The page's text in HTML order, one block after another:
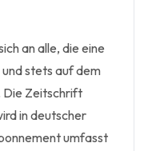
an alle, die eine
stets auf dem
Die Zeitschrift
in deutscher
umfasst